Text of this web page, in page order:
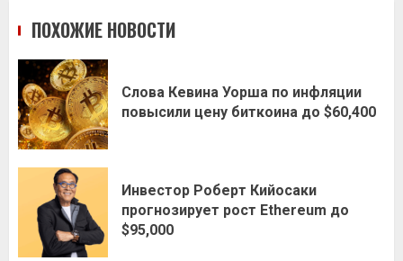
ПОХОЖИЕ НОВОСТИ
Слова Кевина Уорша по инфляции
повысили цену биткоина до $60,400
Инвестор Роберт Кийосаки
прогнозирует рост Ethereum до
$95,000